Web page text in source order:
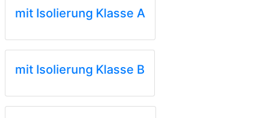
mit Isolierung Klasse A
mit Isolierung Klasse B